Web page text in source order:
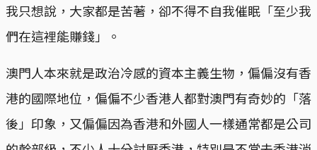
我只想說，大家都是苦著，卻不得不自我催眠「至少我
們在這裡能賺錢」。
澳門人本來就是政治冷感的資本主義生物，偏偏沒有香
港的國際地位，偏偏不少香港人都對澳門有奇妙的「落
後」印象，又偏偏因為香港和外國人一樣通常都是公司